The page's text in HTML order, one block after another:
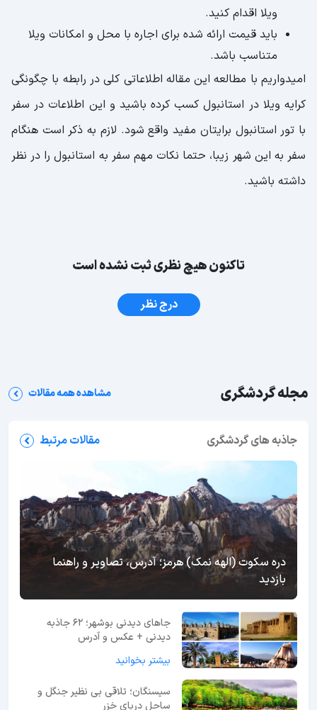
ویلا اقدام کنید.
باید قیمت ارائه شده برای اجاره با محل و امکانات ویلا
متناسب باشد.
امیدواریم با مطالعه این مقاله اطلاعاتی کلی در رابطه با چگونگی
کرایه ویلا در استانبول کسب کرده باشید و این اطلاعات در سفر
با تور استانبول برایتان مفید واقع شود. لازم به ذکر است هنگام
سفر به این شهر زیبا، حتما نکات مهم سفر به استانبول را در نظر
داشته باشید.
تاکنون هیچ نظری ثبت نشده است
درج نظر
مجله گردشگری مشاهده همه مقالات
جاذبه های گردشگری مقالات مرتبط
دره سکوت (الهه نمک) هرمز؛ آدرس، تصاویر و راهنما
بازدید
جاهای دیدنی بوشهر؛ 62 جاذبه
دیدنی + عکس و آدرس
بیشتر بخوانید
سیسنگان؛ تلاقی بی نظیر جنگل و
ساحل دریای خزر